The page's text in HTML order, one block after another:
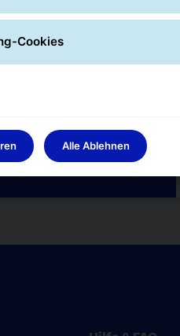
Cookies
Alle Ablehnen